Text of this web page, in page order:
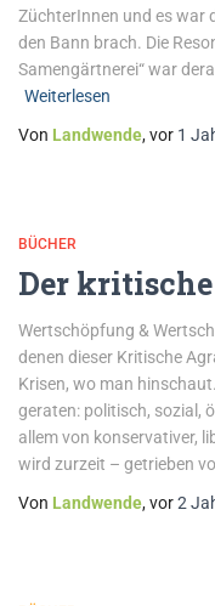
ZüchterInnen und es war
den Bann brach. Die
Samengärtnerei“ war
Weiterlesen
Von Landwende, vor 1
BÜCHER
Der
Wertschöpfung &
denen dieser Kritische
Krisen, wo man
geraten: politisch, sozial,
allem von konservativer,
wird zurzeit – getrieben
Von Landwende, vor2